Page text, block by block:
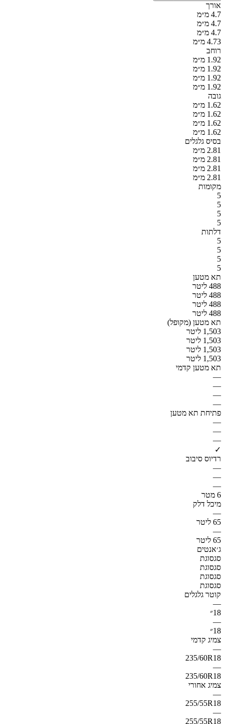
אורך
4.7 מ״מ
4.7 מ״מ
4.7 מ״מ
4.73 מ״מ
רוחב
1.92 מ״מ
1.92 מ״מ
1.92 מ״מ
1.92 מ״מ
גובה
1.62 מ״מ
1.62 מ״מ
1.62 מ״מ
1.62 מ״מ
בסיס גלגלים
2.81 מ״מ
2.81 מ״מ
2.81 מ״מ
2.81 מ״מ
מקומות
5
5
5
5
דלתות
5
5
5
5
תא מטען
488 ליטר
488 ליטר
488 ליטר
488 ליטר
תא מטען (מקופל)
1,503 ליטר
1,503 ליטר
1,503 ליטר
1,503 ליטר
תא מטען קדמי
—
—
—
—
פתיחת תא מטען
—
—
—
✓
רדיוס סיבוב
—
—
—
6 מטר
מיכל דלק
—
65 ליטר
—
65 ליטר
ג׳אנטים
סגסוגת
סגסוגת
סגסוגת
סגסוגת
קוטר גלגלים
—
18״
—
18״
צמיג קדמי
—
235/60R18
—
235/60R18
צמיג אחורי
—
255/55R18
—
255/55R18